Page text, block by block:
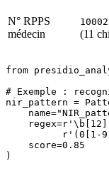
N° RPPS
médecin
(11
from
# Exemple :
nir_pattern =
r'(0[1-
    score=0.85
)